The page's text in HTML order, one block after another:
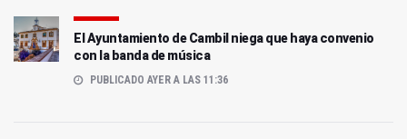
El Ayuntamiento de Cambil niega que haya convenio
con la banda de música
PUBLICADO AYER A LAS 11:36